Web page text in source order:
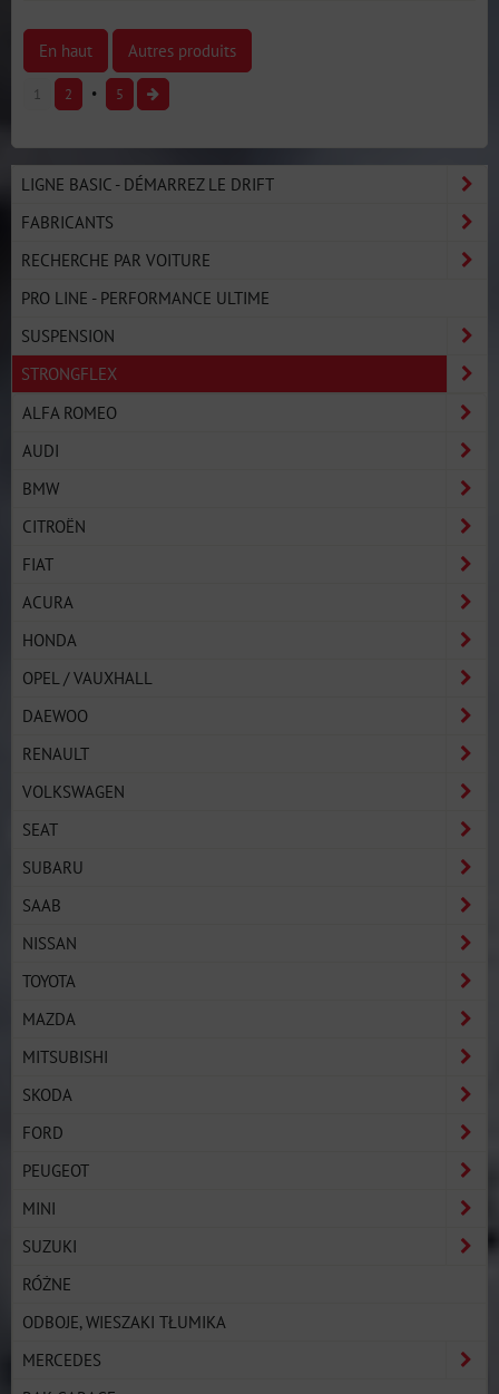
En haut Autres produits
1 2 5
LIGNE BASIC - DÉMARREZ LE DRIFT
FABRICANTS
RECHERCHE PAR VOITURE
PRO LINE - PERFORMANCE ULTIME
SUSPENSION
STRONGFLEX
ALFA ROMEO
AUDI
BMW
CITROËN
FIAT
ACURA
HONDA
OPEL / VAUXHALL
DAEWOO
RENAULT
VOLKSWAGEN
SEAT
SUBARU
SAAB
NISSAN
TOYOTA
MAZDA
MITSUBISHI
SKODA
FORD
PEUGEOT
MINI
SUZUKI
RÓŻNE
ODBOJE, WIESZAKI TŁUMIKA
MERCEDES